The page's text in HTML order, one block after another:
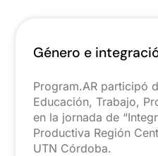
Género e
Program.AR participó
Educación, Trabajo,
en la jornada de
Productiva Región
UTN Córdoba.